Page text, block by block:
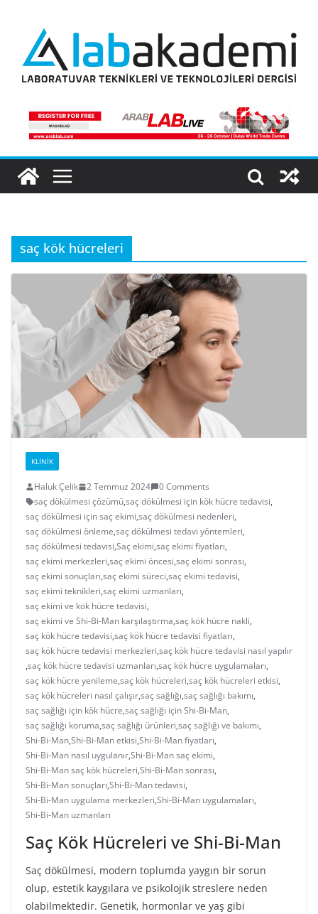
content
saç kök hücreleri
KLINIK
Haluk Çelik 2 Temmuz 2024
0 Comments
saç dökülmesi çözümü,saç dökülmesi için kök hücre tedavisi,
saç dökülmesi için saç ekimi,saç dökülmesi nedenleri,
saç dökülmesi önleme,saç dökülmesi tedavi yöntemleri,
saç dökülmesi tedavisi,Saç ekimi,saç ekimi fiyatları,
saç ekimi merkezleri,saç ekimi öncesi,saç ekimi sonrası,
saç ekimi sonuçları,saç ekimi süreci,saç ekimi tedavisi,
saç ekimi teknikleri,saç ekimi uzmanları,
saç ekimi ve kök hücre tedavisi,
saç ekimi ve Shi-Bi-Man karşılaştırma,saç kök hücre nakli,
saç kök hücre tedavisi,saç kök hücre tedavisi fiyatları,
saç kök hücre tedavisi merkezleri,saç kök hücre tedavisi nasıl yapılır
,saç kök hücre tedavisi uzmanları,saç kök hücre uygulamaları,
saç kök hücre yenileme,saç kök hücreleri,saç kök hücreleri etkisi,
saç kök hücreleri nasıl çalışır,saç sağlığı,saç sağlığı bakımı,
saç sağlığı için kök hücre,saç sağlığı için Shi-Bi-Man,
saç sağlığı koruma,saç sağlığı ürünleri,saç sağlığı ve bakımı,
Shi-Bi-Man,Shi-Bi-Man etkisi,Shi-Bi-Man fiyatları,
Shi-Bi-Man nasıl uygulanır,Shi-Bi-Man saç ekimi,
Shi-Bi-Man saç kök hücreleri,Shi-Bi-Man sonrası,
Shi-Bi-Man sonuçları,Shi-Bi-Man tedavisi,
Shi-Bi-Man uygulama merkezleri,Shi-Bi-Man uygulamaları,
Shi-Bi-Man uzmanları
Saç Kök Hücreleri ve Shi-Bi-Man
Saç dökülmesi, modern toplumda yaygın bir sorun
olup, estetik kaygılara ve psikolojik streslere neden
olabilmektedir. Genetik, hormonlar ve yaş gibi